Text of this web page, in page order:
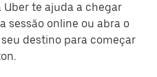
Uber te ajuda a chegar
sessão online ou abra o
destino para começar